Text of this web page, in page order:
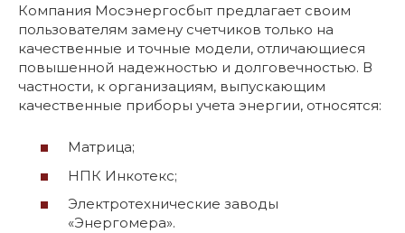
Компания Мосэнергосбыт предлагает своим
пользователям замену счетчиков только на
качественные и точные модели, отличающиеся
повышенной надежностью и долговечностью. В
частности, к организациям, выпускающим
качественные приборы учета энергии, относятся:
Матрица;
НПК Инкотекс;
Электротехнические заводы
«Энергомера».